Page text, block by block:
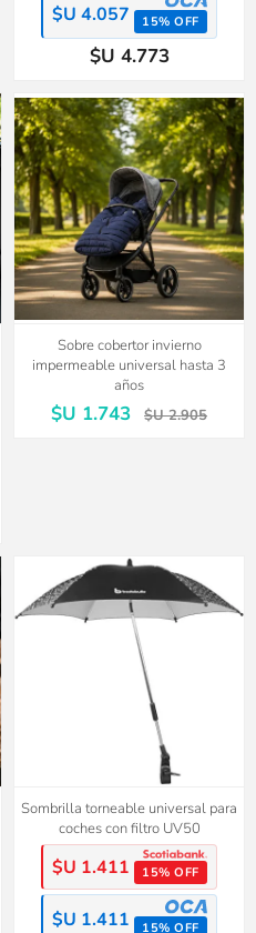
$U 4.057 15% OFF
$U 4.773
40%
OFF
Sobre cobertor invierno
impermeable universal hasta 3
años
$U 1.743 $U 2.905
Sombrilla torneable universal para
coches con filtro UV50
$U 1.411 15% OFF
$U 1.411 15% OFF